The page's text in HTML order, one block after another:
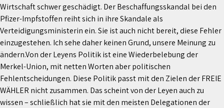
Wirtschaft schwer geschädigt. Der Beschaffungsskandal bei den
Pfizer-Impfstoffen reiht sich in ihre Skandale als
Verteidigungsministerin ein. Sie ist auch nicht bereit, diese Fehler
einzugestehen. Ich sehe daher keinen Grund, unsere Meinung zu
ändern.Von der Leyens Politik ist eine Wiederbelebung der
Merkel-Union, mit netten Worten aber politischen
Fehlentscheidungen. Diese Politik passt mit den Zielen der FREIE
WÄHLER nicht zusammen. Das scheint von der Leyen auch zu
wissen – schließlich hat sie mit den meisten Delegationen der